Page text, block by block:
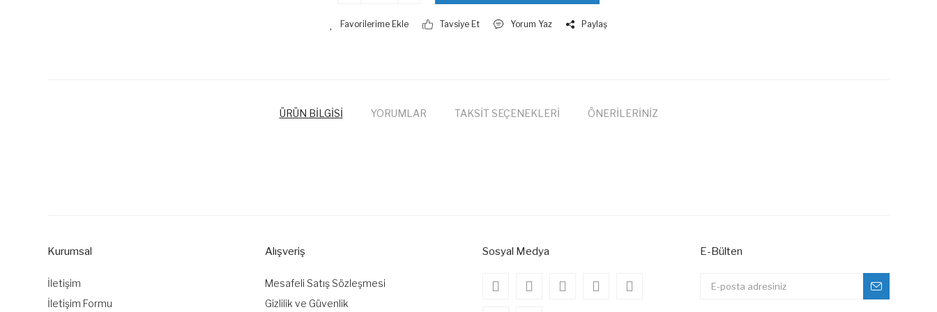
Tavsiye Et Yorum Yaz Paylaş
ÜRÜN BİLGİSİ YORUMLAR TAKSİT SEÇENEKLERİ ÖNERİLERİNİZ
Ürün bilgilerinde hatalar bulunuyor.
Bu ürüne benzer farklı alternatifler olmalı.
Kurumsal
İletişim
İletişim Formu
Alışveriş
Mesafeli Satış Sözleşmesi
Gizlilik ve Güvenlik
Sosyal Medya E-Bülten